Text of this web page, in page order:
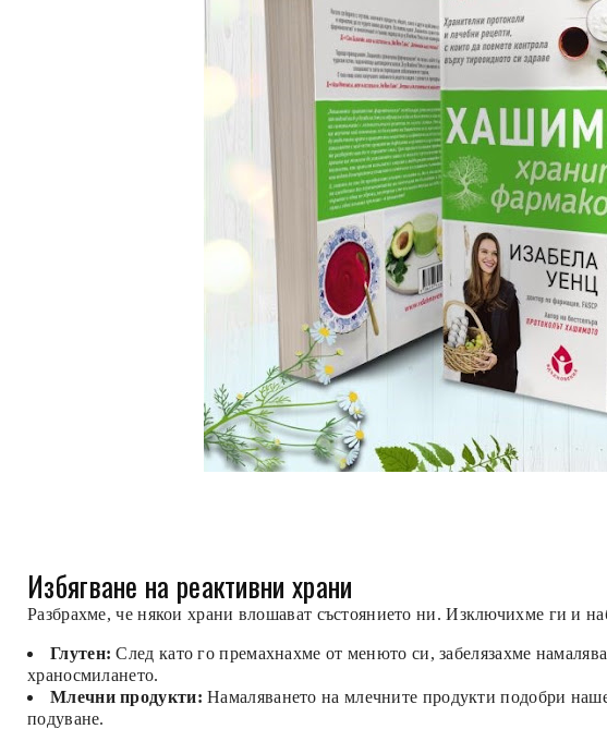
Избягване на реактивни храни
Разбрахме, че някои храни влошават състоянието ни. Изключихме ги и
Глутен: След като го премахнахме от менюто си, забелязахме
храносмилането.
Млечни продукти: Намаляването на млечните продукти подобри
подуване.